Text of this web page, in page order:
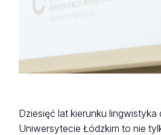
Dziesięć lat kierunku lingwistyka
Uniwersytecie Łódzkim to nie